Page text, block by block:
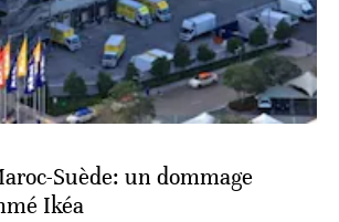
Suède: un dommage
Ikéa